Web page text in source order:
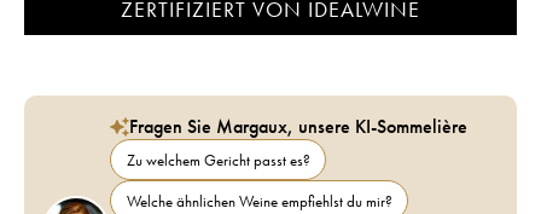
ZERTIFIZIERT VON IDEALWINE
Fragen Sie Margaux, unsere KI-Sommelière
Zu welchem Gericht passt es?
Welche ähnlichen Weine empfiehlst du mir?